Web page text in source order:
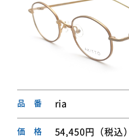
品 番 ria
価 格 54,450円（税込）